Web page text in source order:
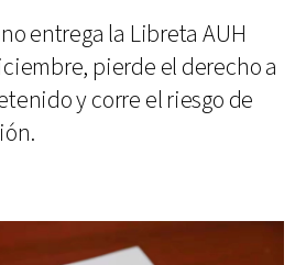
entrega la Libreta AUH
pierde el derecho a
y corre el riesgo de